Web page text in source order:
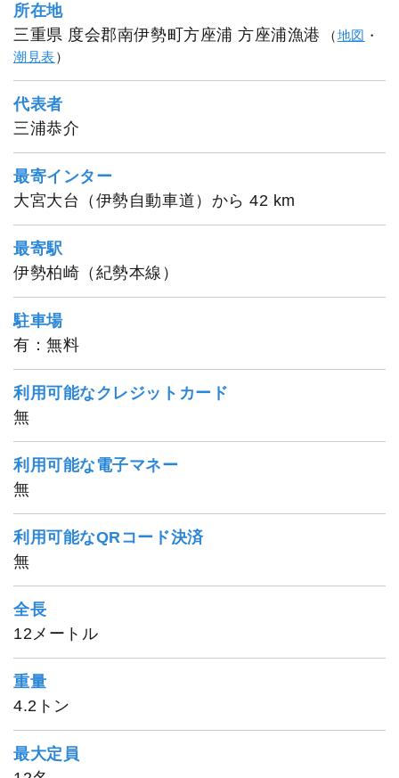
所在地
三重県 度会郡南伊勢町方座浦 方座浦漁港
（地図 ・
潮見表）
代表者
三浦恭介
最寄インター
大宮大台（伊勢自動車道）から 42 km
最寄駅
伊勢柏崎（紀勢本線）
駐車場
有：無料
利用可能なクレジットカード
無
利用可能な電子マネー
無
利用可能なQRコード決済
無
全長
12メートル
重量
4.2トン
最大定員